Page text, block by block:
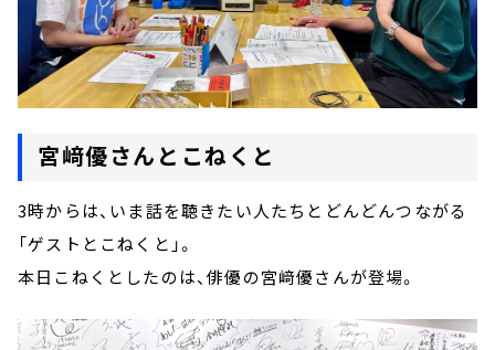
宮﨑優さんとこねくと
3時からは、いま話を聴きたい人たちとどんどんつながる
「ゲストとこねくと」。
本日こねくとしたのは、俳優の宮﨑優さんが登場。